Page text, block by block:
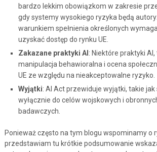
bardzo lekkim obowiązkom w zakresie
gdy systemy wysokiego ryzyka będą
warunkiem spełnienia określonych
uzyskać dostęp do rynku UE.
Zakazane praktyki AI : Niektóre praktyki AI,
manipulacja behawioralna i ocena
UE ze względu na nieakceptowalne ryzyko.
Wyjątki: AI Act przewiduje wyjątki, takie
wyłącznie do celów wojskowych i
badawczych.
Ponieważ często na tym blogu wspominamy o
przedstawiam tu krótkie podsumowanie